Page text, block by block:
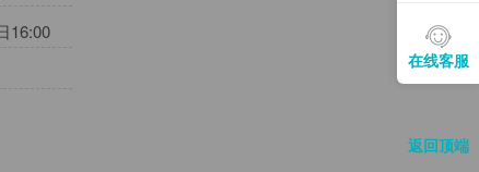
16:00
在线客服
返回顶端